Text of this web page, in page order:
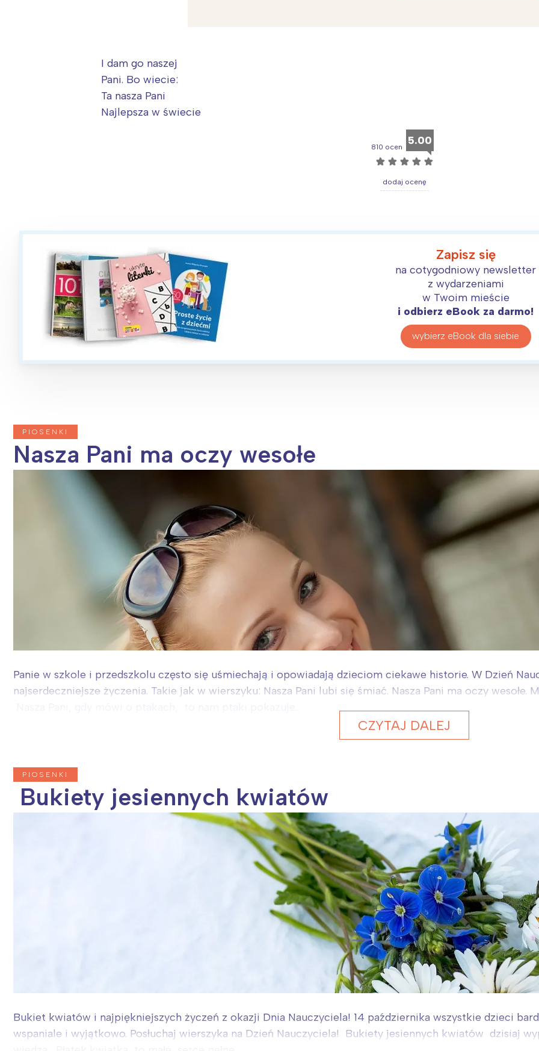
I dam go naszej
Pani. Bo wiecie:
Ta nasza Pani
Najlepsza w świecie
810 ocen 5.00
☆ ☆ ☆ ☆ ☆
dodaj ocenę
Zapisz się
na cotygodniowy newsletter
z wydarzeniami
w Twoim mieście
i odbierz eBook za darmo!
wybierz eBook dla siebie
PIOSENKI
Nasza Pani ma oczy wesołe
Panie w szkole i przedszkolu często się uśmiechają i opowiadają dzieciom ciekawe historie. W Dzień
najserdeczniejsze życzenia. Takie jak w wierszyku: Nasza Pani lubi się śmiać. Nasza Pani ma oczy wesołe.
CZYTAJ DALEJ
PIOSENKI
Bukiety jesiennych kwiatów
Bukiet kwiatów i najpiękniejszych życzeń z okazji Dnia Nauczyciela! 14 października wszystkie dzieci
wspaniale i wyjątkowo. Posłuchaj wierszyka na Dzień Nauczyciela! Bukiety jesiennych kwiatów dzisiaj
Interesują mnie wydarzenia z tego
Północ
Wszystkie
Wybieram